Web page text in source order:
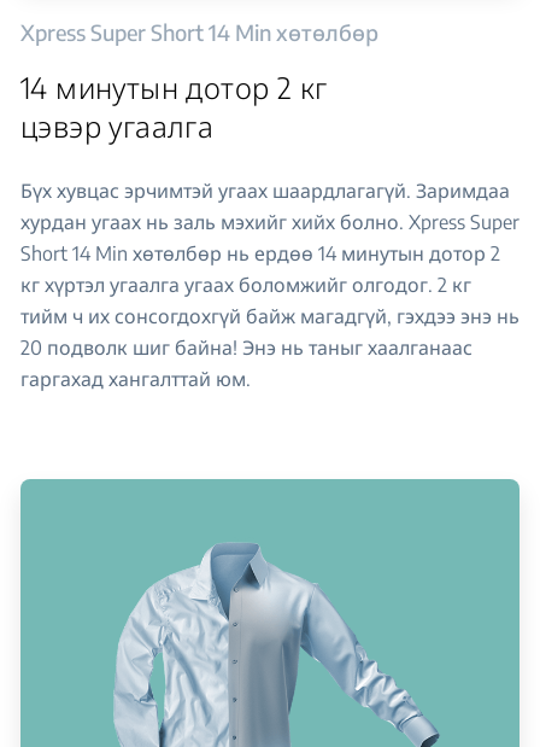
Xpress Super Short 14 Min хөтөлбөр
14 минутын дотор 2 кг
цэвэр угаалга
Бүх хувцас эрчимтэй угаах шаардлагагүй. Заримдаа
хурдан угаах нь заль мэхийг хийх болно. Xpress Super
Short 14 Min хөтөлбөр нь ердөө 14 минутын дотор 2
кг хүртэл угаалга угаах боломжийг олгодог. 2 кг
тийм ч их сонсогдохгүй байж магадгүй, гэхдээ энэ нь
20 подволк шиг байна! Энэ нь таныг хаалганаас
гаргахад хангалттай юм.